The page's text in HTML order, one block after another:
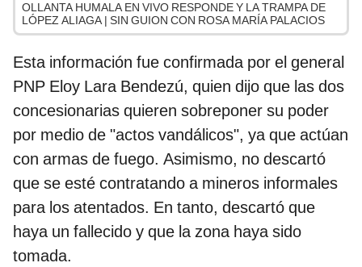
OLLANTA HUMALA EN VIVO RESPONDE Y LA TRAMPA DE
LÓPEZ ALIAGA | SIN GUION CON ROSA MARÍA PALACIOS
Esta información fue confirmada por el general
PNP Eloy Lara Bendezú, quien dijo que las dos
concesionarias quieren sobreponer su poder
por medio de "actos vandálicos", ya que actúan
con armas de fuego. Asimismo, no descartó
que se esté contratando a mineros informales
para los atentados. En tanto, descartó que
haya un fallecido y que la zona haya sido
tomada.